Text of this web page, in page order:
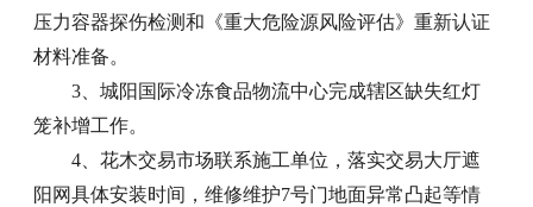
压力容器探伤检测和《重大危险源风险评估》重新认证
材料准备。
3、城阳国际冷冻食品物流中心完成辖区缺失红灯
笼补增工作。
4、花木交易市场联系施工单位，落实交易大厅遮
阳网具体安装时间，维修维护7号门地面异常凸起等情